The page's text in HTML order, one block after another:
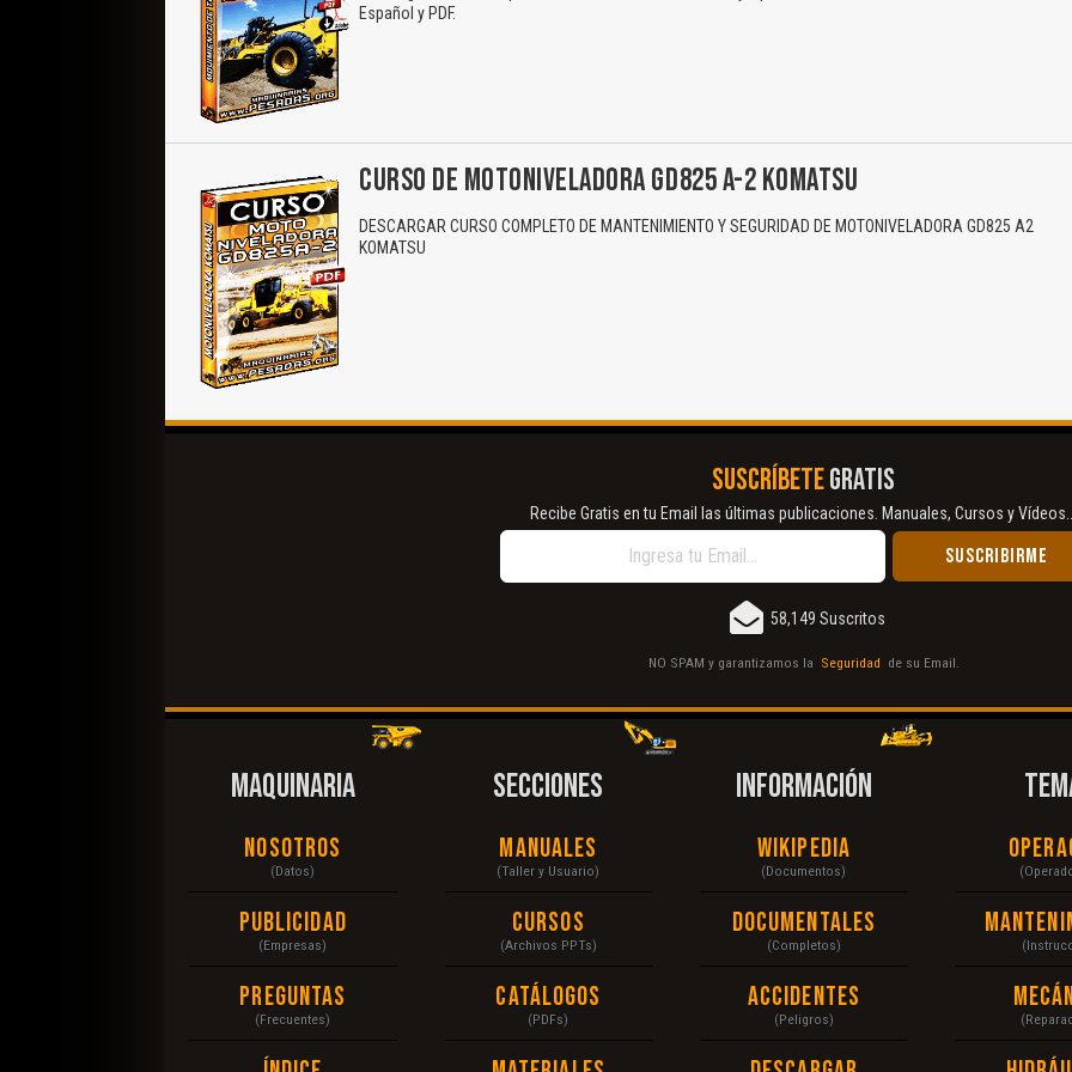
Español y PDF.
CURSO DE MOTONIVELADORA GD825 A-2 KOMATSU
DESCARGAR CURSO COMPLETO DE MANTENIMIENTO Y SEGURIDAD DE MOTONIVELADORA GD825 A2
KOMATSU
SUSCRÍBETEGRATIS
Recibe Gratis en tu Email las últimas publicaciones. Manuales, Cursos y
58,149 Suscritos
NO SPAM y garantizamos la Seguridad de su Email.
MAQUINARIA
Nosotros
(Datos)
Publicidad
(Empresas)
Preguntas
(Frecuentes)
SECCIONES
Manuales
(Taller y Usuario)
Cursos
(Archivos PPTs)
Catálogos
(PDFs)
INFORMACIÓN
Wikipedia
(Documentos)
Documentales
(Completos)
Accidentes
(Peligros)